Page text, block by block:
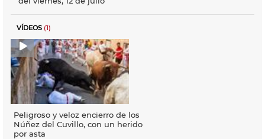
VÍDEOS (1)
Peligroso y veloz encierro de los
Núñez del Cuvillo, con un herido
por asta